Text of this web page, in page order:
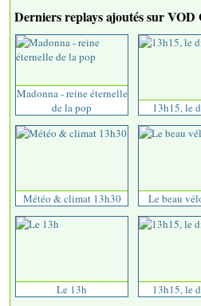
Derniers replays ajoutés sur VOD
Madonna - reine éternelle
de la pop
13h15, le
Météo & climat 13h30 Le beau
Le 13h 13h15, le